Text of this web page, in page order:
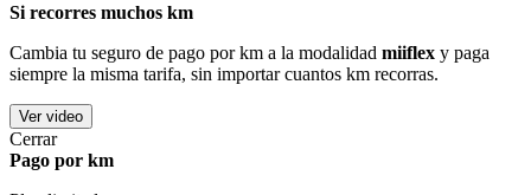
Si recorres muchos km
Cambia tu seguro de pago por km a la modalidad miiflex y paga
siempre la misma tarifa, sin importar cuantos km recorras.
Ver video
Cerrar
Pago por km